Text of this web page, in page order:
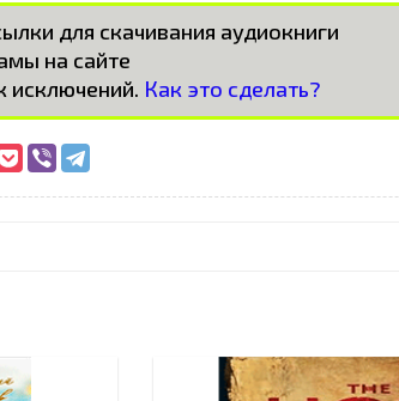
для скачивания аудиокниги
на сайте
исключений. Как это сделать?